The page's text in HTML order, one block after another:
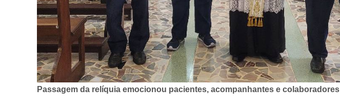
Passagem da relíquia emocionou pacientes, acompanhantes e colaboradores